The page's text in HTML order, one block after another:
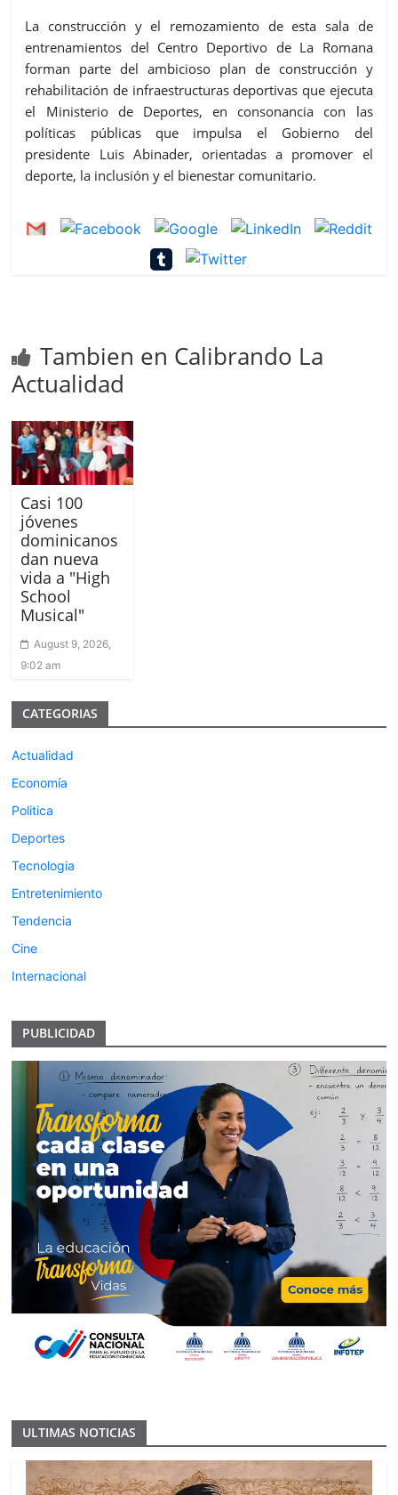
La construcción y el remozamiento de esta sala de
entrenamientos del Centro Deportivo de La Romana
forman parte del ambicioso plan de construcción y
rehabilitación de infraestructuras deportivas que ejecuta
el Ministerio de Deportes, en consonancia con las
políticas públicas que impulsa el Gobierno del
presidente Luis Abinader, orientadas a promover el
deporte, la inclusión y el bienestar comunitario.
Tambien en Calibrando La
Actualidad
Casi 100
jóvenes
dominicanos
dan nueva
vida a "High
School
Musical"
August 9, 2026,
9:02 am
CATEGORIAS
Actualidad
Economía
Politica
Deportes
Tecnologia
Entretenimiento
Tendencia
Cine
Internacional
PUBLICIDAD
ULTIMAS NOTICIAS